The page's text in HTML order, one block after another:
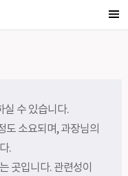
실 수 있습니다.
도 소요되며, 과장님의
.
곳입니다. 관련성이